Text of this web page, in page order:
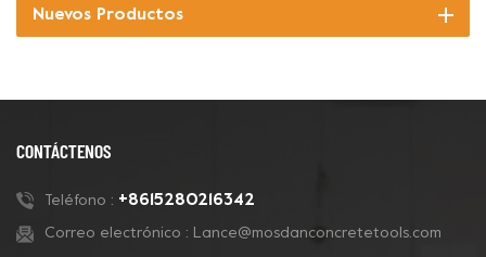
Nuevos Productos
CONTÁCTENOS
Teléfono : +8615280216342
Correo electrónico : Lance@mosdanconcretetools.com